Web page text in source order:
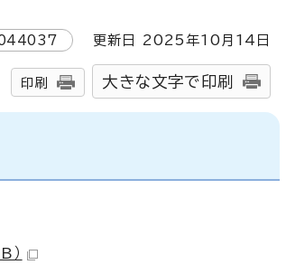
更新日 2025 年10 月 14 日
印刷 大きな文字で印刷
）